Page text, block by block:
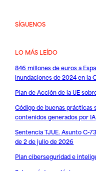
SÍGUENOS
LO MÁS LEÍDO
846 millones de euros a
inundaciones de 2024 en la
Plan de Acción de la UE
Código de buenas
contenidos generados por IA
Sentencia TJUE. Asunto C-
de 2 de julio de 2026
Plan ciberseguridad e